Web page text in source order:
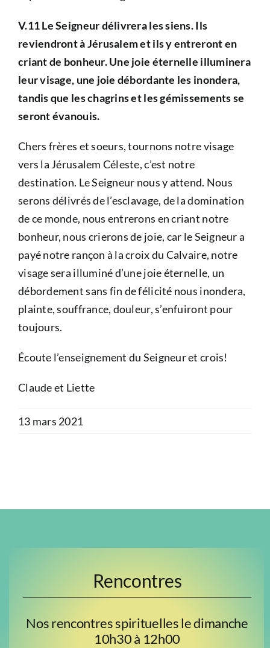
V.11 Le Seigneur délivrera les siens. Ils
reviendront à Jérusalem et ils y entreront en
criant de bonheur. Une joie éternelle illuminera
leur visage, une joie débordante les inondera,
tandis que les chagrins et les gémissements se
seront évanouis.
Chers frères et soeurs, tournons notre visage
vers la Jérusalem Céleste, c’est notre
destination. Le Seigneur nous y attend. Nous
serons délivrés de l’esclavage, de la domination
de ce monde, nous entrerons en criant notre
bonheur, nous crierons de joie, car le Seigneur a
payé notre rançon à la croix du Calvaire, notre
visage sera illuminé d’une joie éternelle, un
débordement sans fin de félicité nous inondera,
plainte, souffrance, douleur, s’enfuiront pour
toujours.
Écoute l’enseignement du Seigneur et crois!
Claude et Liette
13 mars 2021
Rencontres
Nos rencontres spirituelles le dimanche
10h30 à 12h00